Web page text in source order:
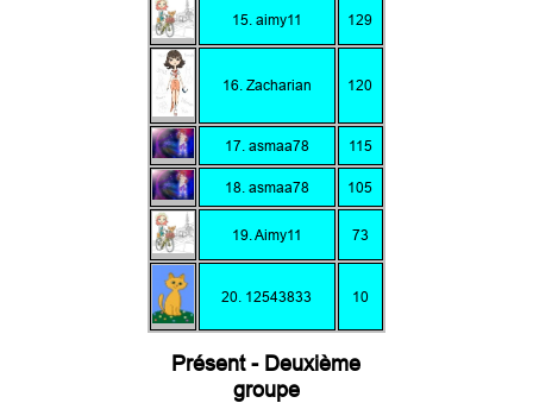
15. aimy11 129
16. Zacharian 120
17. asmaa78 115
18. asmaa78 105
19. Aimy11 73
20. 12543833 10
Présent - Deuxième
groupe